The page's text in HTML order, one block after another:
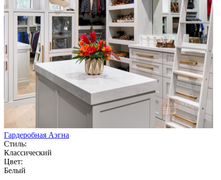
Гардеробная Аэгна
Стиль:
Классический
Цвет:
Белый